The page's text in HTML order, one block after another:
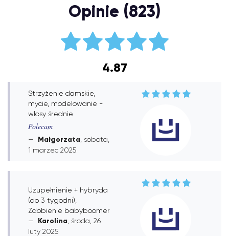
Opinie (823)
4.87
Strzyżenie damskie,
mycie, modelowanie -
włosy średnie
Polecam
Małgorzata , sobota,
1 marzec 2025
Uzupełnienie + hybryda
(do 3 tygodni),
Zdobienie babyboomer
Karolina , środa, 26
luty 2025